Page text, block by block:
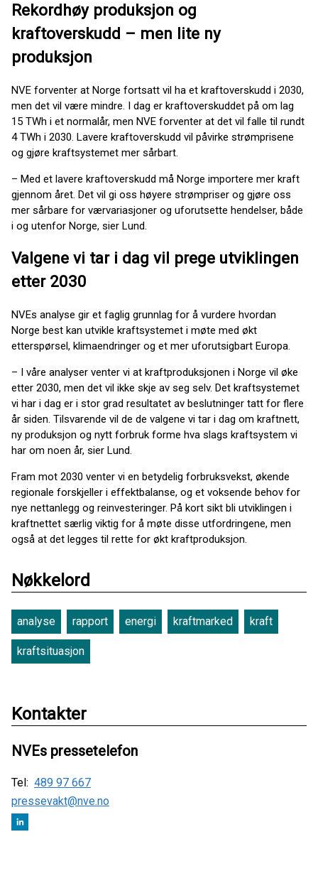
Rekordhøy produksjon og
kraftoverskudd – men lite ny
produksjon
NVE forventer at Norge fortsatt vil ha et kraftoverskudd i 2030,
men det vil være mindre. I dag er kraftoverskuddet på om lag
15 TWh i et normalår, men NVE forventer at det vil falle til rundt
4 TWh i 2030. Lavere kraftoverskudd vil påvirke strømprisene
og gjøre kraftsystemet mer sårbart.
– Med et lavere kraftoverskudd må Norge importere mer kraft
gjennom året. Det vil gi oss høyere strømpriser og gjøre oss
mer sårbare for værvariasjoner og uforutsette hendelser, både
i og utenfor Norge, sier Lund.
Valgene vi tar i dag vil prege utviklingen
etter 2030
NVEs analyse gir et faglig grunnlag for å vurdere hvordan
Norge best kan utvikle kraftsystemet i møte med økt
etterspørsel, klimaendringer og et mer uforutsigbart Europa.
– I våre analyser venter vi at kraftproduksjonen i Norge vil øke
etter 2030, men det vil ikke skje av seg selv. Det kraftsystemet
vi har i dag er i stor grad resultatet av beslutninger tatt for flere
år siden. Tilsvarende vil de de valgene vi tar i dag om kraftnett,
ny produksjon og nytt forbruk forme hva slags kraftsystem vi
har om noen år, sier Lund.
Fram mot 2030 venter vi en betydelig forbruksvekst, økende
regionale forskjeller i effektbalanse, og et voksende behov for
nye nettanlegg og reinvesteringer. På kort sikt bli utviklingen i
kraftnettet særlig viktig for å møte disse utfordringene, men
også at det legges til rette for økt kraftproduksjon.
Nøkkelord
analyse rapport energi kraftmarked kraft
kraftsituasjon
Kontakter
NVEs pressetelefon
Tel: 489 97 667
pressevakt@nve.no